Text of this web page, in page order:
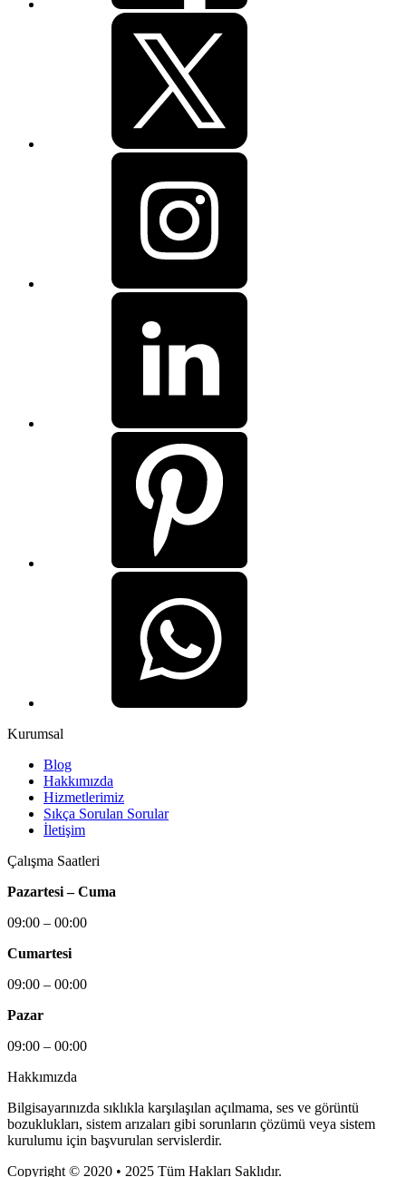
Kurumsal
Blog
Hakkımızda
Hizmetlerimiz
Sıkça Sorulan Sorular
İletişim
Çalışma Saatleri
Pazartesi – Cuma
09:00 – 00:00
Cumartesi
09:00 – 00:00
Pazar
09:00 – 00:00
Hakkımızda
Bilgisayarınızda sıklıkla karşılaşılan açılmama, ses ve görüntü
bozuklukları, sistem arızaları gibi sorunların çözümü veya sistem
kurulumu için başvurulan servislerdir.
Copyright © 2020 • 2025 Tüm Hakları Saklıdır.